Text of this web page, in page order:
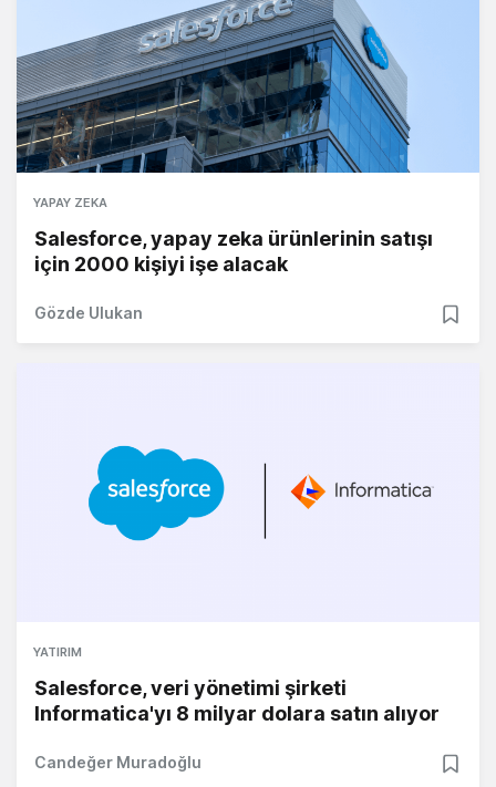
YAPAY ZEKA
Salesforce, yapay zeka ürünlerinin satışı
için 2000 kişiyi işe alacak
Gözde Ulukan
YATIRIM
Salesforce, veri yönetimi şirketi
Informatica'yı 8 milyar dolara satın alıyor
Candeğer Muradoğlu